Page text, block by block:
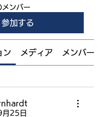
ンバー
参加する
ン メディア メンバー
25日